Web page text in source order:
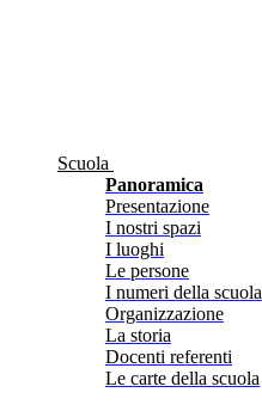
Scuola
Panoramica
Presentazione
I nostri spazi
I luoghi
Le persone
I numeri della scuola
Organizzazione
La storia
Docenti referenti
Le carte della scuola